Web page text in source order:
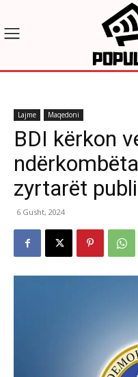
Lajme Maqedoni
BDI kërkon
zyrtarët
6 Gusht, 2024